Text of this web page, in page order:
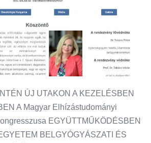
ÚJ UTAKON A KEZELÉSBEN
A Magyar Elhízástudományi
EGYÜTTMŰKÖDÉSBEN
BELGYÓGYÁSZATI ÉS